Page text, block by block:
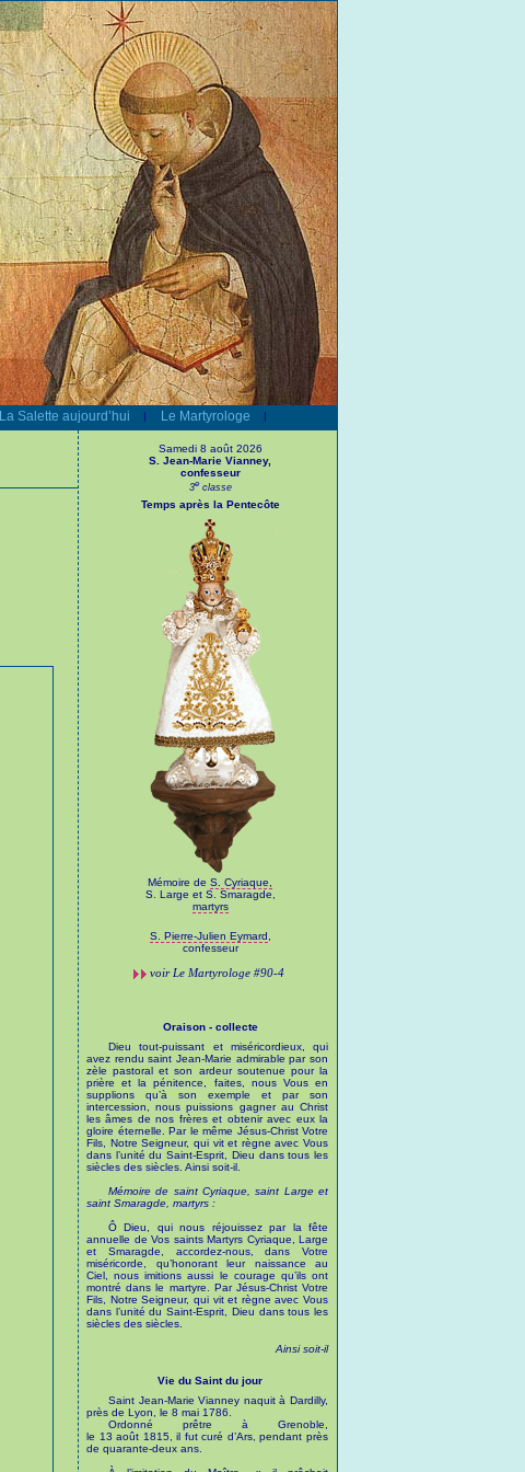
La Salette aujourd’hui | Le Martyrologe |
Samedi 8 août 2026
S. Jean-Marie Vianney,
confesseur
3eclasse
Temps après la Pentecôte
Mémoire de S. Cyriaque,
S. Large et S. Smaragde,
martyrs
S. Pierre-Julien Eymard
confesseur
voir Le Martyrologe#90-4
Oraison - collecte
Dieu tout-puissant et miséricordieux, qui
avez rendu saint Jean-Marie admirable par son
zèle pastoral et son ardeur soutenue pour la
prière et la pénitence, faites, nous Vous en
supplions qu’à son exemple et par son
intercession, nous puissions gagner au Christ
les âmes de nos frères et obtenir avec eux la
gloire éternelle. Par le même Jésus-Christ Votre
Fils, Notre Seigneur, qui vit et règne avec Vous
dans l’unité du Saint-Esprit, Dieu dans tous les
siècles des siècles. Ainsi soit-il.
Mémoire de saint Cyriaque, saint Large et
saint Smaragde, martyrs :
Ô Dieu, qui nous réjouissez par la fête
annuelle de Vos saints Martyrs Cyriaque, Large
et Smaragde, accordez-nous, dans Votre
miséricorde, qu’honorant leur naissance au
Ciel, nous imitions aussi le courage qu’ils ont
montré dans le martyre. Par Jésus-Christ Votre
Fils, Notre Seigneur, qui vit et règne avec Vous
dans l’unité du Saint-Esprit, Dieu dans tous les
siècles des siècles.
Ainsi soit-il
Vie du Saint du jour
Saint Jean-Marie Vianney naquit à Dardilly,
près de Lyon, le 8 mai 1786.
Ordonné prêtre à Grenoble,
le 13 août 1815, il fut curé d’Ars, pendant près
de quarante-deux ans.